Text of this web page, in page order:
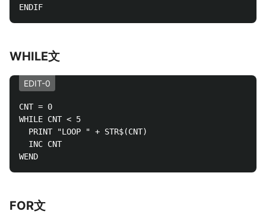
WHILE文
EDIT-0
CNT = 0
WHILE CNT < 5
  PRINT "LOOP " + STR$(CNT)
  INC CNT
FOR文